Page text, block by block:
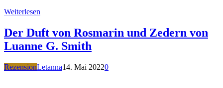
Weiterlesen
Der Duft von Rosmarin und Zedern von
Luanne G. Smith
RezensionLetanna14. Mai 20220